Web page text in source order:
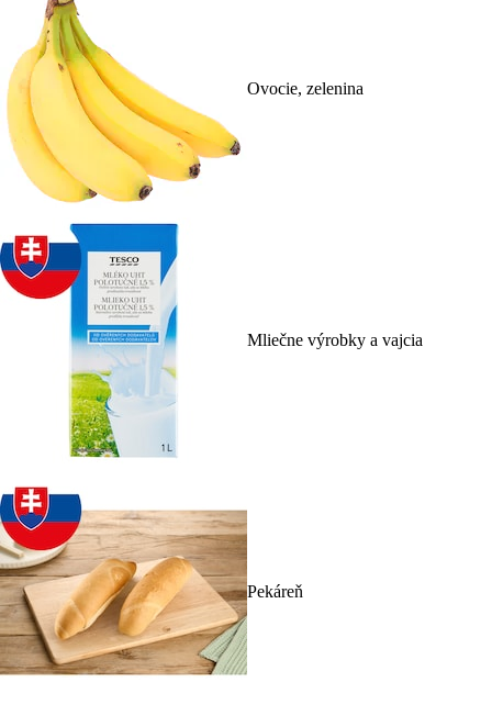
Ovocie, zelenina
Mliečne výrobky a vajcia
Pekáreň